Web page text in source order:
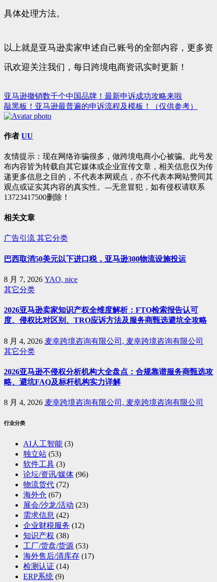
具体处理方法。
以上就是亚马逊卖家申述自己账号的全部内容，更多资
讯欢迎关注我们，每日跨境电商资讯实时更新！
文
章
导
亚马逊撤销数千个中国品牌！最新申诉成功攻略来啦
敲黑板！亚马逊最普遍的申诉流程及模板！（仅供参考）
作者 UU
友情提示：现在网络诈骗很多，做跨境电商小心被骗。此号发
布内容皆为转载自其它媒体或企业宣传文章，相关信息仅为传
递更多信息之目的，不代表本网观点，亦不代表本网站赞同其
观点或证实其内容的真实性。---无意冒犯，如有侵权请联系
13723417500删除！
相关文章
广告引流 其它分类
巴西取消50美元以下进口税，亚马逊300物流设施投运
8 月 7, 2026 YAO, nice
其它分类
2026亚马逊卖家知识产权全维度解析：FTO检索报告认可
度、侵权比对区别、TRO应诉方法及服务商甄选避坑全攻略
8 月 4, 2026 麦幸跨境咨询有限公司, 麦幸跨境咨询有限公司
其它分类
2026亚马逊不侵权分析机构大全盘点：合规靠谱服务商甄选攻
略、避坑FAQ及标杆机构实力详解
8 月 4, 2026 麦幸跨境咨询有限公司, 麦幸跨境咨询有限公司
行业分类
AI人工智能 (3)
独立站 (53)
软件工具 (3)
论坛/资讯/媒体 (96)
物流货代 (72)
海外仓 (67)
展会/沙龙/活动 (23)
需求信息 (42)
企业财税服务 (12)
知识产权 (38)
工厂/货盘/货源 (53)
海外售后/清库存 (17)
检测认证 (14)
ERP系统 (9)